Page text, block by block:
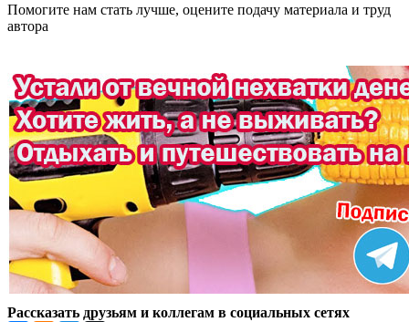
Помогите нам стать лучше, оцените подачу материала и труд
автора
Рассказать друзьям и коллегам в социальных сетях